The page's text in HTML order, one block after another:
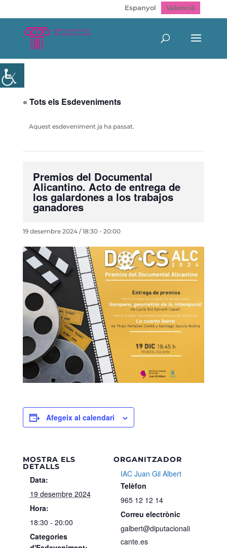
Espanyol Valencià
« Tots els Esdeveniments
Aquest esdeveniment ja ha passat.
Premios del Documental
Alicantino. Acto de entrega de
los galardones a los trabajos
ganadores
19 desembre 2024 / 18:30- 20:00
Afegeix al calendari
MOSTRA ELS
DETALLS
Data:
19 desembre 2024
Hora:
18:30 - 20:00
Categories
ORGANITZADOR
IAC Juan Gil Albert
Telèfon
965 12 12 14
Correu electrònic
galbert@diputacionali
cante.es